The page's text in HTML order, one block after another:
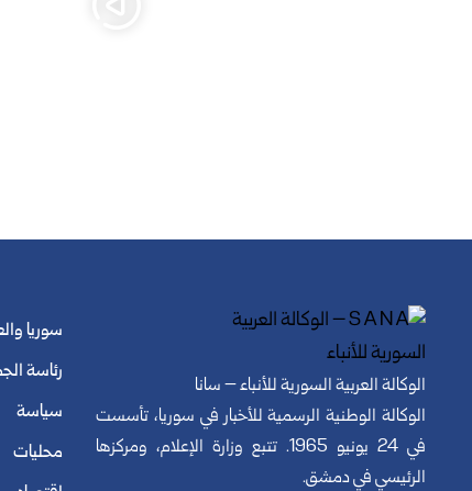
الوكالة العربية السورية للأنباء – سانا
الوكالة الوطنية الرسمية للأخبار في سوريا، تأسست
في 24 يونيو 1965. تتبع وزارة الإعلام، ومركزها
الرئيسي في دمشق.
سوريا
رئاسة
سياسة
محليات